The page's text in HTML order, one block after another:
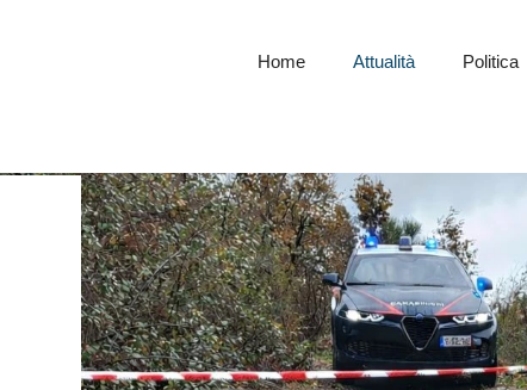
Home Attualità Politica